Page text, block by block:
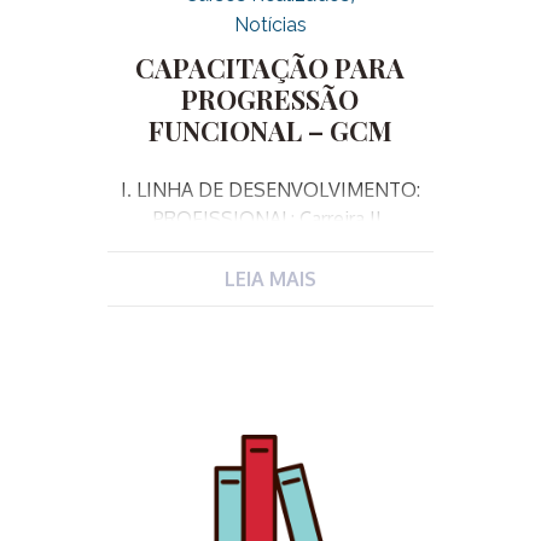
Notícias
CAPACITAÇÃO PARA
PROGRESSÃO
FUNCIONAL – GCM
I. LINHA DE DESENVOLVIMENTO:
PROFISSIONAL: Carreira II.
capacitação visa atender um dos
artigo referido dispõe como
exigência entre outros itens, a
conclusão de curso de capacitação
LEIA MAIS